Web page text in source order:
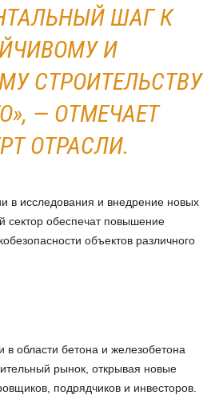
ШАГ К
И
СТРОИТЕЛЬСТВУ
— ОТМЕЧАЕТ
ОТРАСЛИ.
в исследования и внедрение новых
сектор обеспечат повышение
объектов различного
в области бетона и железобетона
рынок, открывая новые
подрядчиков и инвесторов.